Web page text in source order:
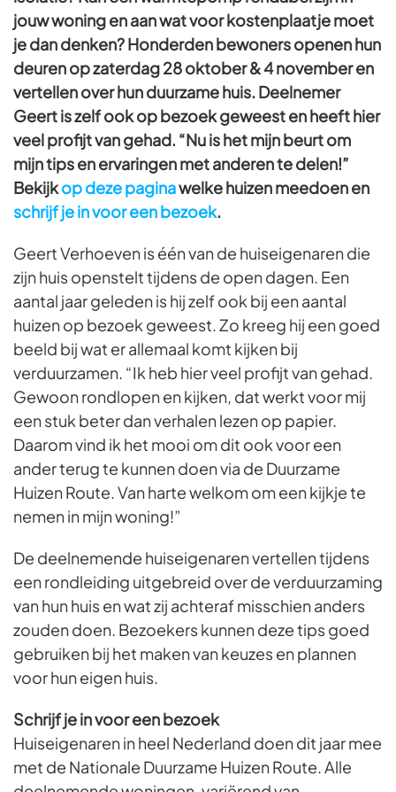
jouw woning en aan wat voor kostenplaatje moet
je dan denken? Honderden bewoners openen hun
deuren op zaterdag 28 oktober & 4 november en
vertellen over hun duurzame huis. Deelnemer
Geert is zelf ook op bezoek geweest en heeft hier
veel profijt van gehad. “Nu is het mijn beurt om
mijn tips en ervaringen met anderen te delen!”
Bekijkop deze paginawelke huizen meedoen en
schrijf je in voor een bezoek.
Geert Verhoeven is één van de huiseigenaren die
zijn huis openstelt tijdens de open dagen. Een
aantal jaar geleden is hij zelf ook bij een aantal
huizen op bezoek geweest. Zo kreeg hij een goed
beeld bij wat er allemaal komt kijken bij
verduurzamen. “Ik heb hier veel profijt van gehad.
Gewoon rondlopen en kijken, dat werkt voor mij
een stuk beter dan verhalen lezen op papier.
Daarom vind ik het mooi om dit ook voor een
ander terug te kunnen doen via de Duurzame
Huizen Route. Van harte welkom om een kijkje te
nemen in mijn woning!”
De deelnemende huiseigenaren vertellen tijdens
een rondleiding uitgebreid over de verduurzaming
van hun huis en wat zij achteraf misschien anders
zouden doen. Bezoekers kunnen deze tips goed
gebruiken bij het maken van keuzes en plannen
voor hun eigen huis.
Schrijf je in voor een bezoek
Huiseigenaren in heel Nederland doen dit jaar mee
met de Nationale Duurzame Huizen Route. Alle